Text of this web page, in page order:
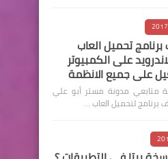
تحميل العاب
على الكمبيوتر
على جميع الانظمة
متابعي مدونة مستر أبو علي
برنامج لتحميل العاب …